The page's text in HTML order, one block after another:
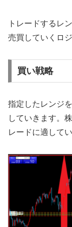
トレードするレ
売買していくロ
買い戦略
指定したレンジ
していきます。
レードに適してい